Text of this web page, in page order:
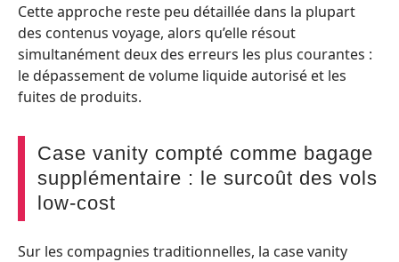
Cette approche reste peu détaillée dans la plupart
des contenus voyage, alors qu’elle résout
simultanément deux des erreurs les plus courantes :
le dépassement de volume liquide autorisé et les
fuites de produits.
Case vanity compté comme bagage
supplémentaire : le surcoût des vols
low-cost
Sur les compagnies traditionnelles, la case vanity